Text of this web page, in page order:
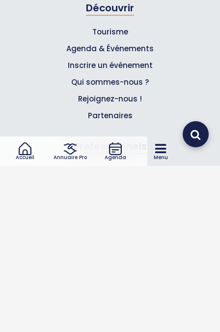
Accueil Annuaire Pro Agenda Menu
Découvrir
Tourisme
Agenda & Événements
Inscrire un événement
Qui sommes-nous ?
Rejoignez-nous !
Partenaires
Professionnels